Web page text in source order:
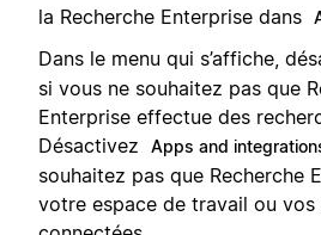
la Recherche Enterprise dans
Dans le menu qui s’affiche,
si vous ne souhaitez pas que
Enterprise effectue des
Désactivez
Apps and
souhaitez pas que Recherche
votre espace de travail ou